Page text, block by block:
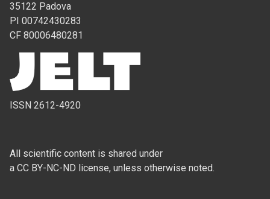
35122 Padova
PI 00742430283
CF 80006480281
ISSN 2612-4920
All scientific content is shared under
a CC BY-NC-ND license, unless otherwise noted.